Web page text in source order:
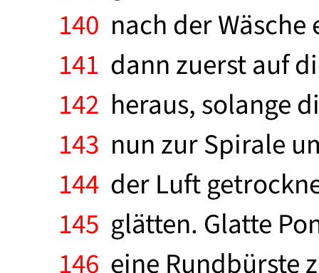
140 nach der
141 dann zuerst auf
142 heraus, solange
143 nun zur Spirale
144 der Luft
145 glätten. Glatte
146 eine Rundbürste